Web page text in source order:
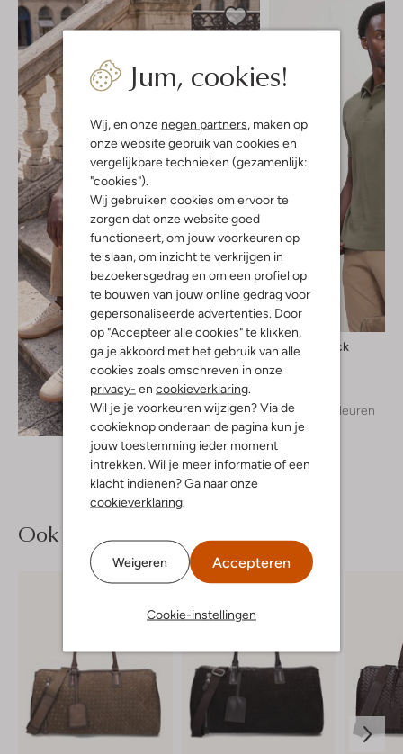
Jum, cookies!
Wij, en onze negen partners, maken op
onze website gebruik van cookies en
vergelijkbare technieken (gezamenlijk:
"cookies").
Wij gebruiken cookies om ervoor te
zorgen dat onze website goed
functioneert, om jouw voorkeuren op
te slaan, om inzicht te verkrijgen in
bezoekersgedrag en om een profiel op
te bouwen van jouw online gedrag voor
gepersonaliseerde advertenties. Door
op "Accepteer alle cookies" te klikken,
ga je akkoord met het gebruik van alle
cookies zoals omschreven in onze
privacy- en cookieverklaring.
Wil je je voorkeuren wijzigen? Via de
cookieknop onderaan de pagina kun je
jouw toestemming ieder moment
intrekken. Wil je meer informatie of een
klacht indienen? Ga naar onze
cookieverklaring.
Weigeren Accepteren
Cookie-instellingen
Ontdek de look
Nieuw
Boss Black
+ meer kleuren
Ook iets voor jou?